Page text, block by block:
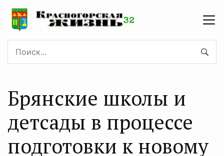
Брянские школы и
детсады в процессе
подготовки к новому